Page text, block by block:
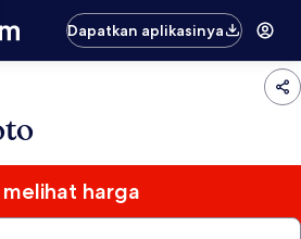
Dapatkan aplikasinya
harga